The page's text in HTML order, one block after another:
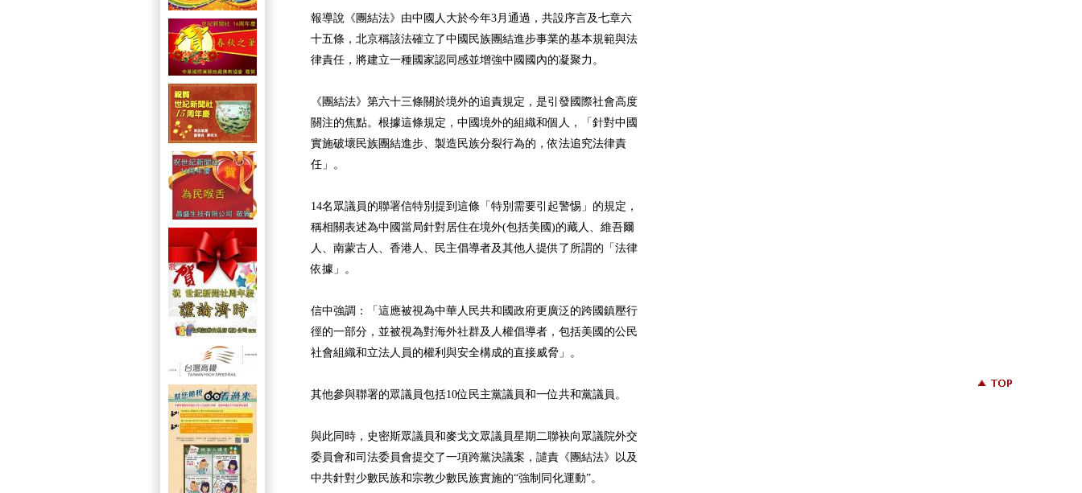
報導說《團結法》由中國人大於今年3月通過，共設序言及七章六
十五條，北京稱該法確立了中國民族團結進步事業的基本規範與法
律責任，將建立一種國家認同感並增強中國國內的凝聚力。
《團結法》第六十三條關於境外的追責規定，是引發國際社會高度
關注的焦點。根據這條規定，中國境外的組織和個人，「針對中國
實施破壞民族團結進步、製造民族分裂行為的，依法追究法律責
任」。
14名眾議員的聯署信特別提到這條「特別需要引起警惕」的規定，
稱相關表述為中國當局針對居住在境外(包括美國)的藏人、維吾爾
人、南蒙古人、香港人、民主倡導者及其他人提供了所謂的「法律
依據」。
信中強調：「這應被視為中華人民共和國政府更廣泛的跨國鎮壓行
徑的一部分，並被視為對海外社群及人權倡導者，包括美國的公民
社會組織和立法人員的權利與安全構成的直接威脅」。
其他參與聯署的眾議員包括10位民主黨議員和一位共和黨議員。
與此同時，史密斯眾議員和麥戈文眾議員星期二聯袂向眾議院外交
委員會和司法委員會提交了一項跨黨決議案，譴責《團結法》以及
中共針對少數民族和宗教少數民族實施的“強制同化運動”。